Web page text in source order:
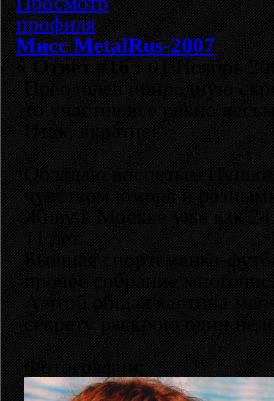
Мисс MetalRus-2007
«Ответ #16 :01 Ноябрь
Преодолев природную
то участие все равно
Итак, вкратце:
Обладаю воспетым
чувством юмора и
Живу в Москве уже как 24
11 лет.
Бывшая спортсменка-
прочее собрание
А чтоб общая картина
секрету раскрою один
Фотографии: